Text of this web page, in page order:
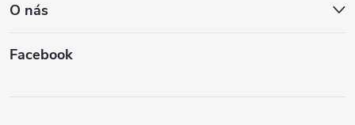
O nás
Facebook